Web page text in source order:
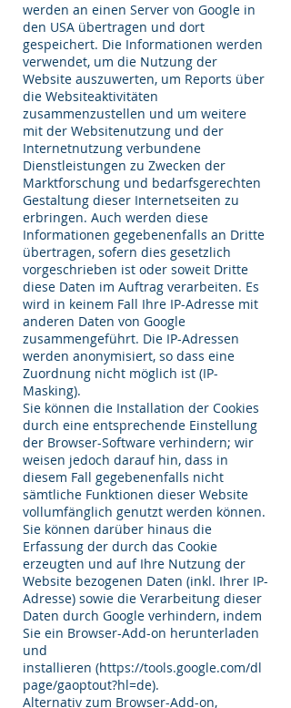
werden an einen Server von Google in
den USA übertragen und dort
gespeichert. Die Informationen werden
verwendet, um die Nutzung der
Website auszuwerten, um Reports über
die Websiteaktivitäten
zusammenzustellen und um weitere
mit der Websitenutzung und der
Internetnutzung verbundene
Dienstleistungen zu Zwecken der
Marktforschung und bedarfsgerechten
Gestaltung dieser Internetseiten zu
erbringen. Auch werden diese
Informationen gegebenenfalls an Dritte
übertragen, sofern dies gesetzlich
vorgeschrieben ist oder soweit Dritte
diese Daten im Auftrag verarbeiten. Es
wird in keinem Fall Ihre IP-Adresse mit
anderen Daten von Google
zusammengeführt. Die IP-Adressen
werden anonymisiert, so dass eine
Zuordnung nicht möglich ist (IP-
Masking).
Sie können die Installation der Cookies
durch eine entsprechende Einstellung
der Browser-Software verhindern; wir
weisen jedoch darauf hin, dass in
diesem Fall gegebenenfalls nicht
sämtliche Funktionen dieser Website
vollumfänglich genutzt werden können.
Sie können darüber hinaus die
Erfassung der durch das Cookie
erzeugten und auf Ihre Nutzung der
Website bezogenen Daten (inkl. Ihrer IP-
Adresse) sowie die Verarbeitung dieser
Daten durch Google verhindern, indem
Sie ein Browser-Add-on herunterladen
und
installieren (https://tools.google.com/dl
page/gaoptout?hl=de).
Alternativ zum Browser-Add-on,